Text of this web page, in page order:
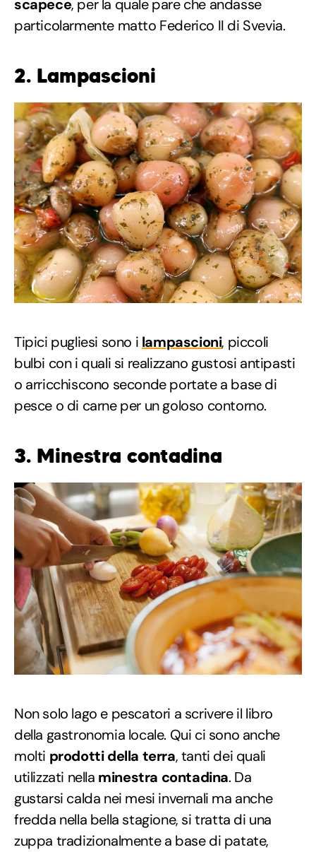
scapece, per la quale pare che andasse
particolarmente matto Federico II di Svevia.
2. Lampascioni
Tipici pugliesi sono i lampascioni, piccoli
bulbi con i quali si realizzano gustosi antipasti
o arricchiscono seconde portate a base di
pesce o di carne per un goloso contorno.
3. Minestra contadina
Non solo lago e pescatori a scrivere il libro
della gastronomia locale. Qui ci sono anche
molti prodotti della terra, tanti dei quali
utilizzati nella minestra contadina. Da
gustarsi calda nei mesi invernali ma anche
fredda nella bella stagione, si tratta di una
zuppa tradizionalmente a base di patate,